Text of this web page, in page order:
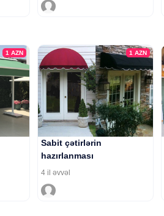
1 AZN 1 AZN
Sabit çətirlərin
hazırlanması
4 il əvvəl